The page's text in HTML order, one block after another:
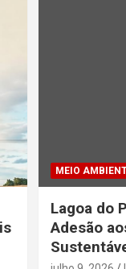
MEIO
Lagoa do
Adesão